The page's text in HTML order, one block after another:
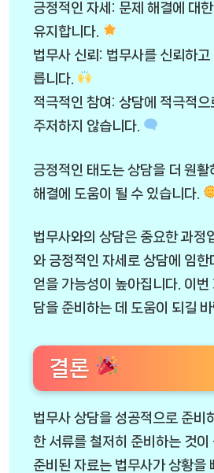
긍정적인 자세: 문제 해결에 대
유지합니다.
법무사 신뢰: 법무사를 신뢰하
릅니다.
적극적인 참여: 상담에 적극적
주저하지 않습니다.
긍정적인 태도는 상담을 더 원활
해결에 도움이 될 수 있습니다.
법무사와의 상담은 중요한 과정
와 긍정적인 자세로 상담에 임한
얻을 가능성이 높아집니다. 이
담을 준비하는 데 도움이 되길 바
결론
법무사 상담을 성공적으로 준비
한 서류를 철저히 준비하는 것이
준비된 자료는 법무사가 상황을